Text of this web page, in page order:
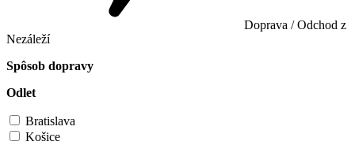
Doprava / Odchod z
Nezáleží
Spôsob dopravy
Odlet
Bratislava
Košice